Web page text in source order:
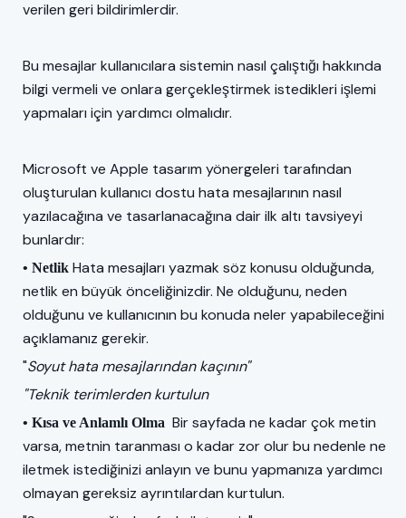
verilen geri bildirimlerdir.
Bu mesajlar kullanıcılara sistemin nasıl çalıştığı hakkında
bilgi vermeli ve onlara gerçekleştirmek istedikleri işlemi
yapmaları için yardımcı olmalıdır.
Microsoft ve Apple tasarım yönergeleri tarafından
oluşturulan kullanıcı dostu hata mesajlarının nasıl
yazılacağına ve tasarlanacağına dair ilk altı tavsiyeyi
bunlardır:
• Netlik Hata mesajları yazmak söz konusu olduğunda,
netlik en büyük önceliğinizdir. Ne olduğunu, neden
olduğunu ve kullanıcının bu konuda neler yapabileceğini
açıklamanız gerekir.
"Soyut hata mesajlarından kaçının"
"Teknik terimlerden kurtulun
• Kısa ve Anlamlı Olma Bir sayfada ne kadar çok metin
varsa, metnin taranması o kadar zor olur bu nedenle ne
iletmek istediğinizi anlayın ve bunu yapmanıza yardımcı
olmayan gereksiz ayrıntılardan kurtulun.